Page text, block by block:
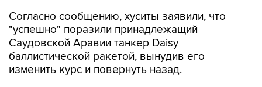
Согласно сообщению, хуситы заявили, что
"успешно" поразили принадлежащий
Саудовской Аравии танкер Daisy
баллистической ракетой, вынудив его
изменить курс и повернуть назад.